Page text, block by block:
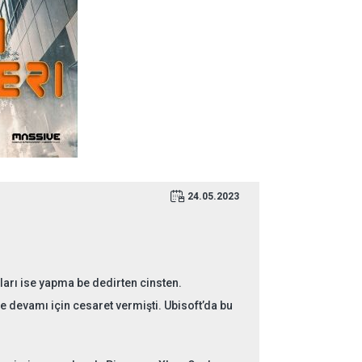
24.05.2023
ise yapma be dedirten cinsten.
devamı için cesaret vermişti. Ubisoft’da bu